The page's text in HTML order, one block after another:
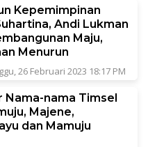
Kepemimpinan
Andi Lukman
Maju,
Menurun
26 Februari 2023 18:17 PM
Nama-nama Timsel
Majene,
dan Mamuju